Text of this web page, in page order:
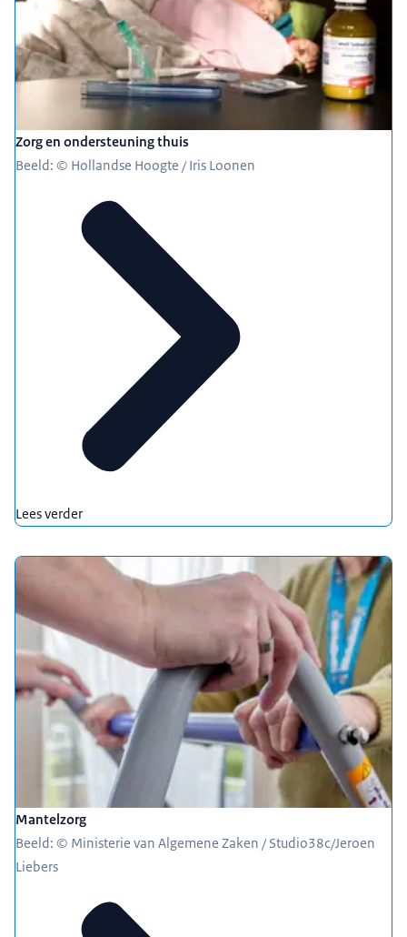
Zorg en ondersteuning thuis
Beeld: © Hollandse Hoogte / Iris Loonen
Lees verder
Mantelzorg
Beeld: © Ministerie van Algemene Zaken / Studio38c/Jeroen
Liebers